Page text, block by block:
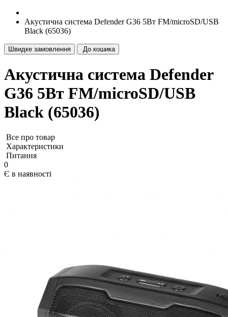
Акустична система Defender G36 5Вт FM/microSD/USB
Black (65036)
Швидке замовлення До кошика
Акустична система Defender
G36 5Вт FM/microSD/USB
Black (65036)
Все про товар
Характеристики
Питання
0
Є в наявності